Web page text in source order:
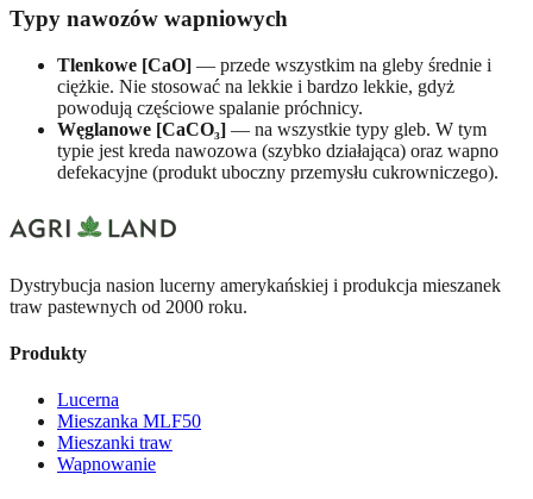
Typy nawozów wapniowych
Tlenkowe [CaO] — przede wszystkim na gleby średnie i
ciężkie. Nie stosować na lekkie i bardzo lekkie, gdyż
powodują częściowe spalanie próchnicy.
Węglanowe [CaCO₃] — na wszystkie typy gleb. W tym
typie jest kreda nawozowa (szybko działająca) oraz wapno
defekacyjne (produkt uboczny przemysłu cukrowniczego).
Dystrybucja nasion lucerny amerykańskiej i produkcja mieszanek
traw pastewnych od 2000 roku.
Produkty
Lucerna
Mieszanka MLF50
Mieszanki traw
Wapnowanie